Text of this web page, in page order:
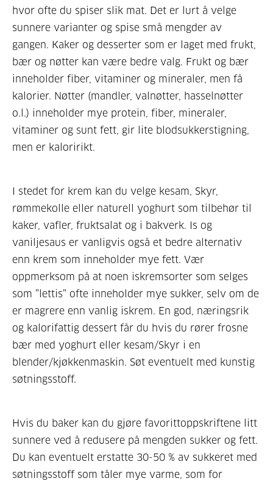
hvor ofte du spiser slik mat. Det er lurt å velge
sunnere varianter og spise små mengder av
gangen. Kaker og desserter som er laget med frukt,
bær og nøtter kan være bedre valg. Frukt og bær
inneholder fiber, vitaminer og mineraler, men få
kalorier. Nøtter (mandler, valnøtter, hasselnøtter
o.l.) inneholder mye protein, fiber, mineraler,
vitaminer og sunt fett, gir lite blodsukkerstigning,
men er kaloririkt.
I stedet for krem kan du velge kesam, Skyr,
rømmekolle eller naturell yoghurt som tilbehør til
kaker, vafler, fruktsalat og i bakverk. Is og
vaniljesaus er vanligvis også et bedre alternativ
enn krem som inneholder mye fett. Vær
oppmerksom på at noen iskremsorter som selges
som ”lettis” ofte inneholder mye sukker, selv om de
er magrere enn vanlig iskrem. En god, næringsrik
og kalorifattig dessert får du hvis du rører frosne
bær med yoghurt eller kesam/Skyr i en
blender/kjøkkenmaskin. Søt eventuelt med kunstig
søtningsstoff.
Hvis du baker kan du gjøre favorittoppskriftene litt
sunnere ved å redusere på mengden sukker og fett.
Du kan eventuelt erstatte 30-50 % av sukkeret med
søtningsstoff som tåler mye varme, som for